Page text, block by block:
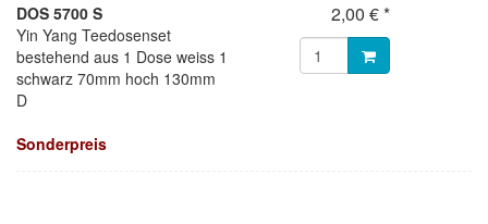
DOS 5700 S
Yin Yang Teedosenset
bestehend aus 1 Dose weiss 1
schwarz 70mm hoch 130mm
D
Sonderpreis
2,00 € *